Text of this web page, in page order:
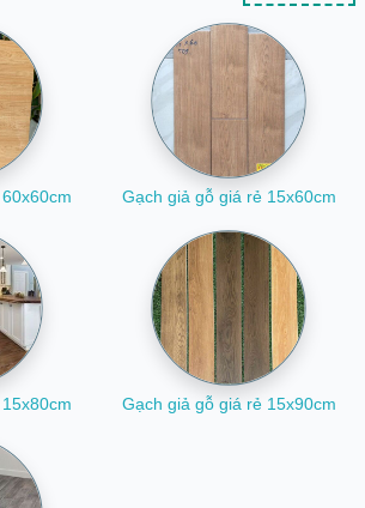
đó, gạch giả gỗ ngày nay cũng ra được nhiều
Và ở một số điểm, với chất liệu là xương đá
gỗ khắc phục được những điểm hạn chế
vốn có.
nhiều vân (random) giúp mẫu giả gỗ tự
đường vân thô mộc ấn tượng.
gạch giả vân gỗ giá rẻ vẫn bền hơn gỗ tự
bởi các yếu tố như : thời tiết, độ ẩm, hóa
ra còn tính năng chống mối mọt, chống ẩm
giả gỗ là một lựa chọn thông minh.
Gạch giả gỗ giá rẻ 15x60cm
Gạch giả gỗ giá rẻ 15x90cm